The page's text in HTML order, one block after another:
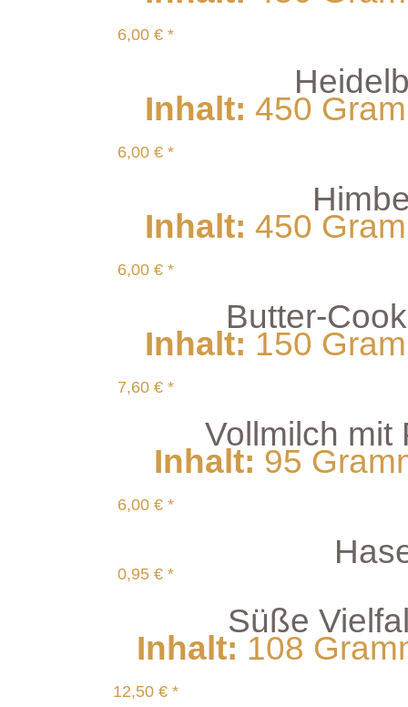
6,00 € *
Inhalt: 450
6,00 € *
Inhalt: 450
6,00 € *
Butter-
Inhalt: 150
7,60 € *
Vollmilch mit
Inhalt: 95
6,00 € *
0,95 € *
Süße
Inhalt: 108
12,50 € *